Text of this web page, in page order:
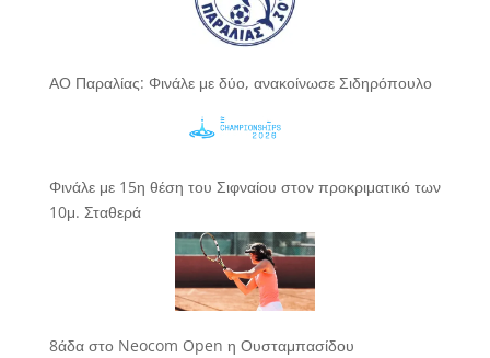
ΑΟ Παραλίας: Φινάλε με δύο, ανακοίνωσε Σιδηρόπουλο
Φινάλε με 15η θέση του Σιφναίου στον προκριματικό των
10μ. Σταθερά
8άδα στο Neocom Open η Ουσταμπασίδου